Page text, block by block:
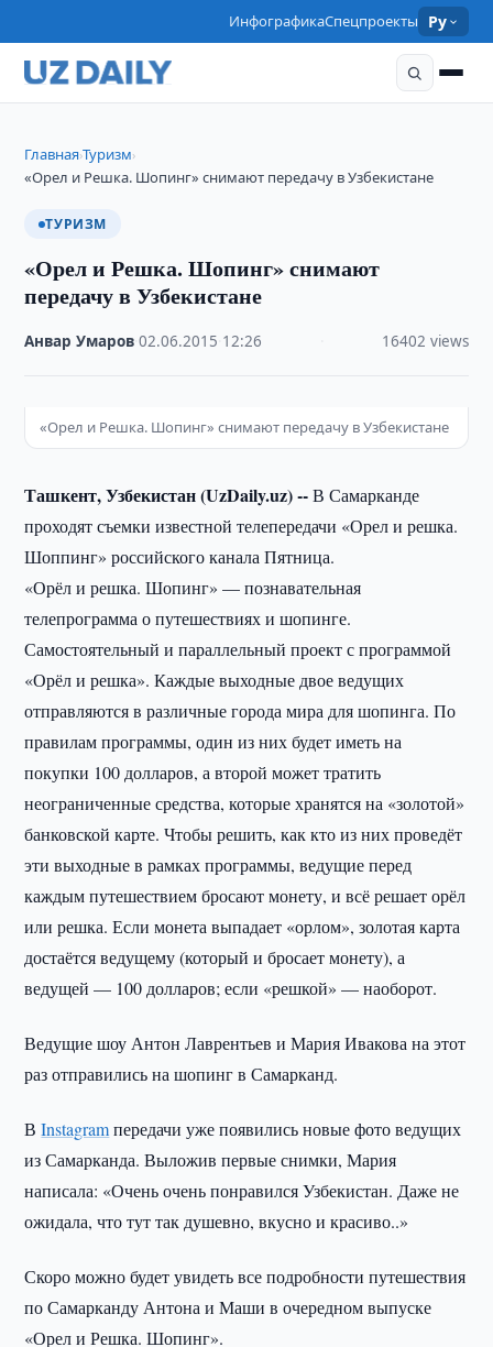
ИнфографикаСпецпроекты Ру
Главная›Туризм›
«Орел и Решка. Шопинг» снимают передачу в Узбекистане
ТУРИЗМ
«Орел и Решка. Шопинг» снимают
передачу в Узбекистане
Анвар Умаров ·02.06.2015 12:26 16402 views
«Орел и Решка. Шопинг» снимают передачу в Узбекистане
Ташкент, Узбекистан (UzDaily.uz) --В Самарканде
проходят съемки известной телепередачи «Орел и решка.
Шоппинг» российского канала Пятница.
«Орёл и решка. Шопинг» — познавательная
телепрограмма о путешествиях и шопинге.
Самостоятельный и параллельный проект с программой
«Орёл и решка». Каждые выходные двое ведущих
отправляются в различные города мира для шопинга. По
правилам программы, один из них будет иметь на
покупки 100 долларов, а второй может тратить
неограниченные средства, которые хранятся на «золотой»
банковской карте. Чтобы решить, как кто из них проведёт
эти выходные в рамках программы, ведущие перед
каждым путешествием бросают монету, и всё решает орёл
или решка. Если монета выпадает «орлом», золотая карта
достаётся ведущему (который и бросает монету), а
ведущей — 100 долларов; если «решкой» — наоборот.
Ведущие шоу Антон Лаврентьев и Мария Ивакова на этот
раз отправились на шопинг в Самарканд.
ВInstagramпередачи уже появились новые фото ведущих
из Самарканда. Выложив первые снимки, Мария
написала: «Очень очень понравился Узбекистан. Даже не
ожидала, что тут так душевно, вкусно и красиво..»
Скоро можно будет увидеть все подробности путешествия
по Самарканду Антона и Маши в очередном выпуске
«Орел и Решка. Шопинг».